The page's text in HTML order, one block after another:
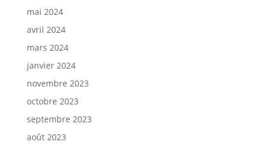
mai 2024
avril 2024
mars 2024
janvier 2024
novembre 2023
octobre 2023
septembre 2023
août 2023